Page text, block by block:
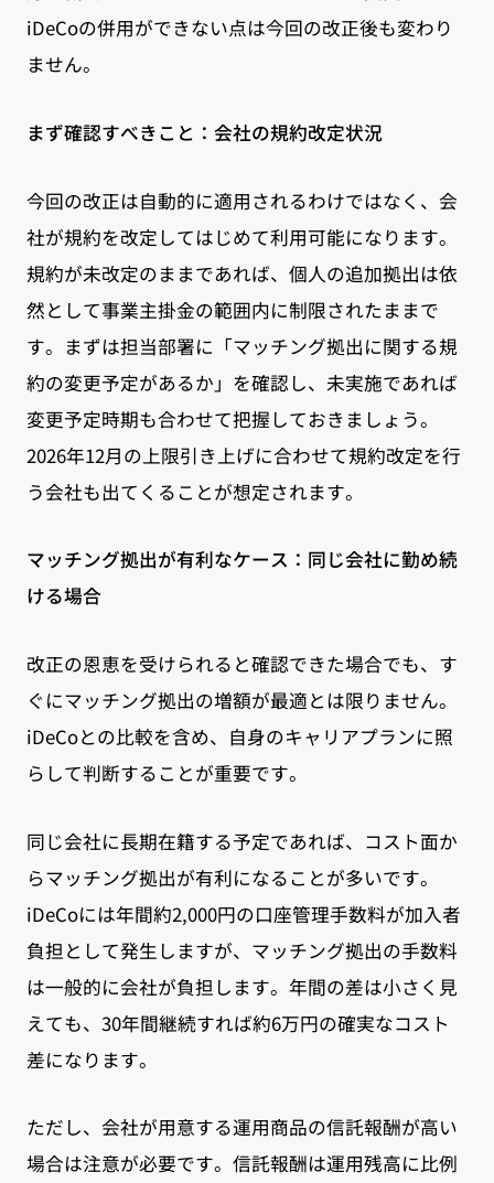
iDeCoの併用ができない点は今回の改正後も変わり
ません。
まず確認すべきこと：会社の規約改定状況
今回の改正は自動的に適用されるわけではなく、会
社が規約を改定してはじめて利用可能になります。
規約が未改定のままであれば、個人の追加拠出は依
然として事業主掛金の範囲内に制限されたままで
す。まずは担当部署に「マッチング拠出に関する規
約の変更予定があるか」を確認し、未実施であれば
変更予定時期も合わせて把握しておきましょう。
2026年12月の上限引き上げに合わせて規約改定を行
う会社も出てくることが想定されます。
マッチング拠出が有利なケース：同じ会社に勤め続
ける場合
改正の恩恵を受けられると確認できた場合でも、す
ぐにマッチング拠出の増額が最適とは限りません。
iDeCoとの比較を含め、自身のキャリアプランに照
らして判断することが重要です。
同じ会社に長期在籍する予定であれば、コスト面か
らマッチング拠出が有利になることが多いです。
iDeCoには年間約2,000円の口座管理手数料が加入者
負担として発生しますが、マッチング拠出の手数料
は一般的に会社が負担します。年間の差は小さく見
えても、30年間継続すれば約6万円の確実なコスト
差になります。
ただし、会社が用意する運用商品の信託報酬が高い
場合は注意が必要です。信託報酬は運用残高に比例